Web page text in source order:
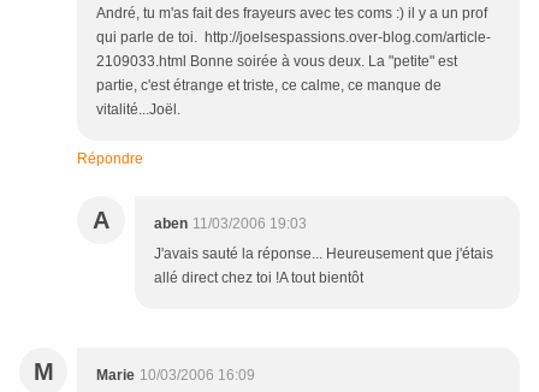
André, tu m'as fait des frayeurs avec tes coms :) il y a un prof
qui parle de toi. http://joelsespassions.over-blog.com/article-
2109033.html Bonne soirée à vous deux. La "petite" est
partie, c'est étrange et triste, ce calme, ce manque de
vitalité...Joël.
Répondre
A aben 11/03/2006 19:03
J'avais sauté la réponse... Heureusement que j'étais
allé direct chez toi !A tout bientôt
M Marie 10/03/2006 16:09